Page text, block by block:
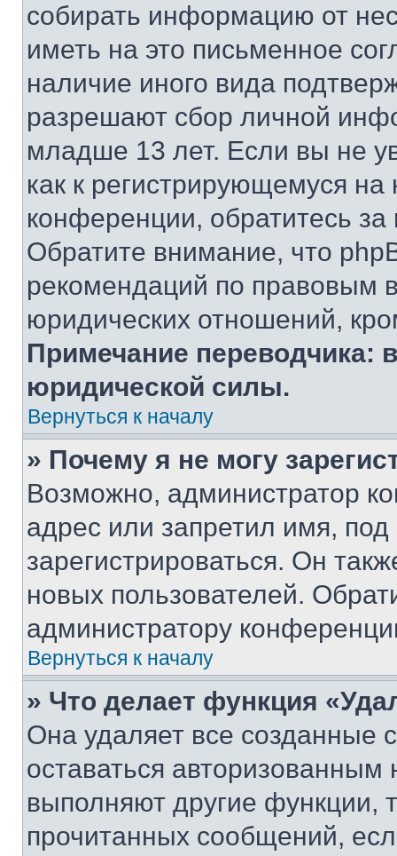
собирать информацию от
иметь на это письменное
наличие иного вида
разрешают сбор личной
младше 13 лет. Если вы не
как к регистрирующемуся
конференции, обратитесь
Обратите внимание, что
рекомендаций по правовым
юридических отношений,
Примечание переводчика:
юридической силы.
Вернуться к началу
» Почему я не могу
Возможно, администратор
адрес или запретил имя,
зарегистрироваться. Он
новых пользователей.
администратору
Вернуться к началу
» Что делает функция
Она удаляет все созданные
оставаться
выполняют другие функции,
прочитанных сообщений,